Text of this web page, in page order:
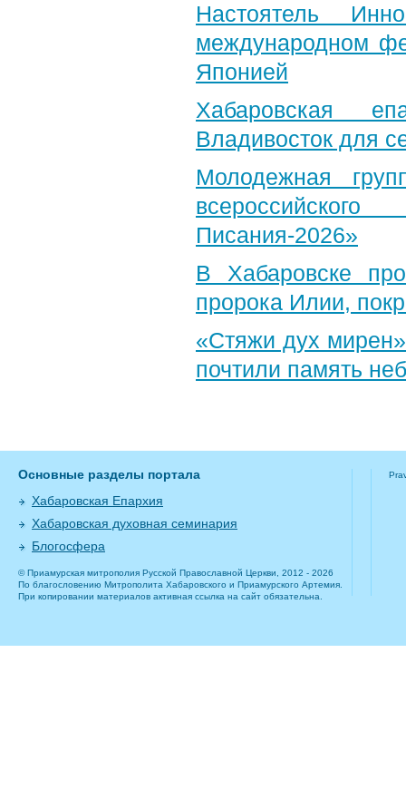
Настоятель
международном
Японией
Хабаровская
Владивосток для
Молодежная
Писания-2026»
В Хабаровске
пророка Илии,
«Стяжи дух
почтили память
Основные разделы портала
Хабаровская Епархия
Хабаровская духовная семинария
Блогосфера
© Приамурская митрополия Русской Православной Церкви, 2012 - 2026
По благословению Митрополита Хабаровского и Приамурского Артемия.
При копировании материалов активная ссылка на сайт обязательна.